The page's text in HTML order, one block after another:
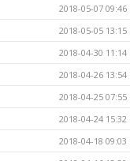
2018-05-07 09:46
2018-05-05 13:15
2018-04-30 11:14
2018-04-26 13:54
2018-04-25 07:55
2018-04-24 15:32
2018-04-18 09:03